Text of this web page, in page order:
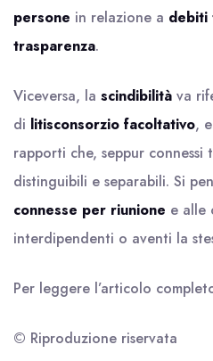
persone in relazione a debiti
trasparenza.
Viceversa, la scindibilità va
di litisconsorzio facoltativo,
rapporti che, seppur connessi
distinguibili e separabili. Si
connesse per riunione e alle
interdipendenti o aventi la
Per leggere l’articolo
© Riproduzione riservata